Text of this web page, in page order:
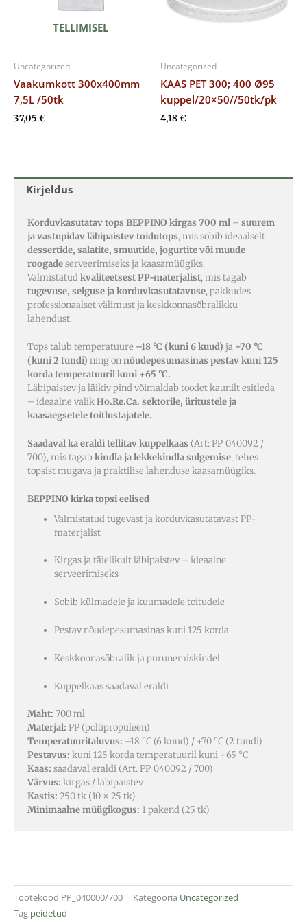
Kirjeldus
Korduvkasutatav tops BEPPINO kirgas 700 ml – suurem
ja vastupidav läbipaistev toidutops, mis sobib ideaalselt
dessertide, salatite, smuutide, jogurtite või muude
roogadeserveerimiseks ja kaasamüügiks.
Valmistatudkvaliteetsest PP-materjalist, mis tagab
tugevuse, selguse ja korduvkasutatavuse, pakkudes
professionaalset välimust ja keskkonnasõbralikku
lahendust.
Tops talub temperatuure –18 °C (kuni 6 kuud) ja +70 °C
(kuni 2 tundi) ning onnõudepesumasinas pestav kuni 125
korda temperatuuril kuni +65 °C.
Läbipaistev ja läikiv pind võimaldab toodet kaunilt esitleda
– ideaalne valikHo.Re.Ca. sektorile, üritustele ja
kaasaegsetele toitlustajatele.
Saadaval ka eraldi tellitav kuppelkaas (Art: PP_040092 /
700), mis tagab kindla ja lekkekindla sulgemise, tehes
topsist mugava ja praktilise lahenduse kaasamüügiks.
BEPPINO kirka topsi eelised
Valmistatud tugevast ja korduvkasutatavast PP-
materjalist
Kirgas ja täielikult läbipaistev – ideaalne
serveerimiseks
Sobib külmadele ja kuumadele toitudele
Pestav nõudepesumasinas kuni 125 korda
Keskkonnasõbralik ja purunemiskindel
Kuppelkaas saadaval eraldi
Maht: 700 ml
Materjal: PP (polüpropüleen)
Temperatuuritaluvus: –18 °C (6 kuud) / +70 °C (2 tundi)
Pestavus: kuni 125 korda temperatuuril kuni +65 °C
Kaas: saadaval eraldi (Art. PP_040092 / 700)
Värvus: kirgas / läbipaistev
Kastis: 250 tk (10 × 25 tk)
Minimaalne müügikogus: 1 pakend (25 tk)
Tootekood PP_040000/700 Kategooria Uncategorized
Tag peidetud
TELLIMISEL
Uncategorized
Vaakumkott 300x400mm
7,5L /50tk
37,05 €
Uncategorized
KAAS PET 300; 400 Ø95
kuppel/20×50//50tk/pk
4,18€